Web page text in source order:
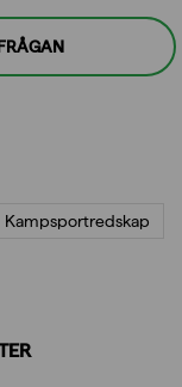
Kampsportredskap